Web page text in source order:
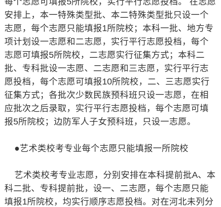
安排上，本一特殊类型批、本二特殊类型批只设一个
志愿，每个志愿只能填报1所院校；本科一批、地方专
项计划设一志愿和二志愿，实行平行志愿投档，每个
志愿可填报5所院校，二志愿实行征集方式；本科二
批、专科批设一志愿、二志愿和三志愿，实行平行志
愿投档，每个志愿可填报10所院校，二、三志愿实行
征集方式；各批次少数民族预科班只设一志愿，在相
应批次之后录取，实行平行志愿投档，每个志愿可填
报5所院校；边防军人子女预科班，只设一志愿。
●艺术类校考专业每个志愿只能填报一所院校
艺术类校考专业志愿，分别安排在本科提前批A、本
科二批、专科提前批，设一、二志愿，每个志愿只能
填报1所院校，均实行顺序志愿投档。对在河北未列分